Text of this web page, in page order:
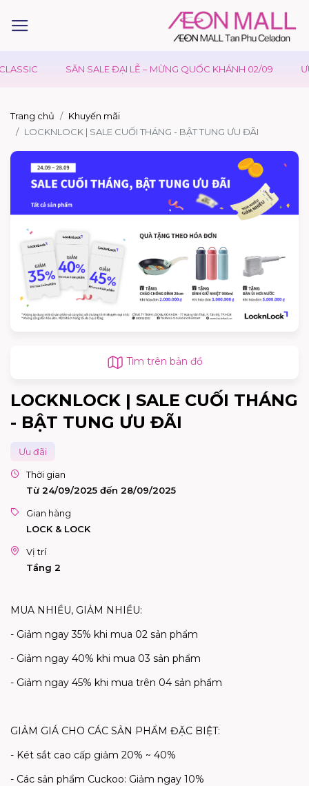
SĂN SALE ĐẠI LỄ – MỪNG QUỐC KHÁNH 02/09
Trang chủ
Khuyến mãi
LOCKNLOCK | SALE CUỐI THÁNG - BẬT TUNG ƯU ĐÃI
Tìm trên bản đồ
LOCKNLOCK | SALE CUỐI THÁNG
- BẬT TUNG ƯU ĐÃI
Ưu đãi
Thời gian
Từ 24/09/2025 đến 28/09/2025
Gian hàng
LOCK & LOCK
Vị trí
Tầng 2
MUA NHIỀU, GIẢM NHIỀU:
- Giảm ngay 35% khi mua 02 sản phẩm
- Giảm ngay 40% khi mua 03 sản phẩm
- Giảm ngay 45% khi mua trên 04 sản phẩm
GIẢM GIÁ CHO CÁC SẢN PHẨM ĐẶC BIỆT:
- Két sắt cao cấp giảm 20% ~ 40%
- Các sản phẩm Cuckoo: Giảm ngay 10%